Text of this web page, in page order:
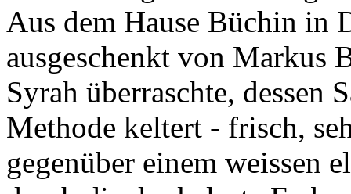
Aus dem Hause Büchin in
ausgeschenkt von Markus
Syrah überraschte, dessen
Methode keltert - frisch,
gegenüber einem weissen